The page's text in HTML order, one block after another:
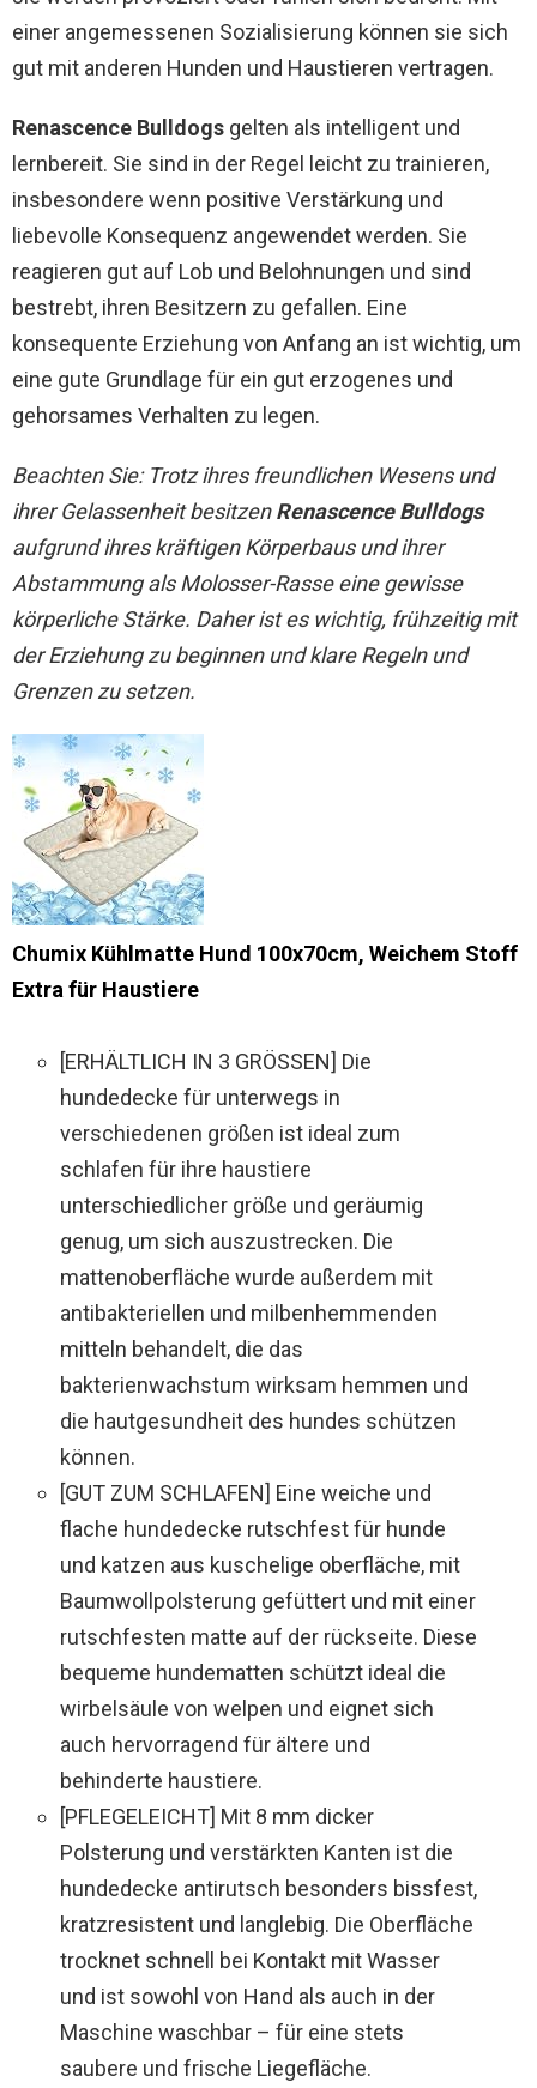
einer angemessenen Sozialisierung können sie sich
gut mit anderen Hunden und Haustieren vertragen.
Renascence Bulldogs gelten als intelligent und
lernbereit. Sie sind in der Regel leicht zu trainieren,
insbesondere wenn positive Verstärkung und
liebevolle Konsequenz angewendet werden. Sie
reagieren gut auf Lob und Belohnungen und sind
bestrebt, ihren Besitzern zu gefallen. Eine
konsequente Erziehung von Anfang an ist wichtig, um
eine gute Grundlage für ein gut erzogenes und
gehorsames Verhalten zu legen.
Beachten Sie: Trotz ihres freundlichen Wesens und
ihrer Gelassenheit besitzenRenascence Bulldogs
aufgrund ihres kräftigen Körperbaus und ihrer
Abstammung als Molosser-Rasse eine gewisse
körperliche Stärke. Daher ist es wichtig, frühzeitig mit
der Erziehung zu beginnen und klare Regeln und
Grenzen zu setzen.
Chumix Kühlmatte Hund 100x70cm, Weichem Stoff
Extra für Haustiere
[ERHÄLTLICH IN 3 GRÖSSEN] Die
hundedecke für unterwegs in
verschiedenen größen ist ideal zum
schlafen für ihre haustiere
unterschiedlicher größe und geräumig
genug, um sich auszustrecken. Die
mattenoberfläche wurde außerdem mit
antibakteriellen und milbenhemmenden
mitteln behandelt, die das
bakterienwachstum wirksam hemmen und
die hautgesundheit des hundes schützen
können.
[GUT ZUM SCHLAFEN] Eine weiche und
flache hundedecke rutschfest für hunde
und katzen aus kuschelige oberfläche, mit
Baumwollpolsterung gefüttert und mit einer
rutschfesten matte auf der rückseite. Diese
bequeme hundematten schützt ideal die
wirbelsäule von welpen und eignet sich
auch hervorragend für ältere und
behinderte haustiere.
[PFLEGELEICHT] Mit 8 mm dicker
Polsterung und verstärkten Kanten ist die
hundedecke antirutsch besonders bissfest,
kratzresistent und langlebig. Die Oberfläche
trocknet schnell bei Kontakt mit Wasser
und ist sowohl von Hand als auch in der
Maschine waschbar – für eine stets
saubere und frische Liegefläche.